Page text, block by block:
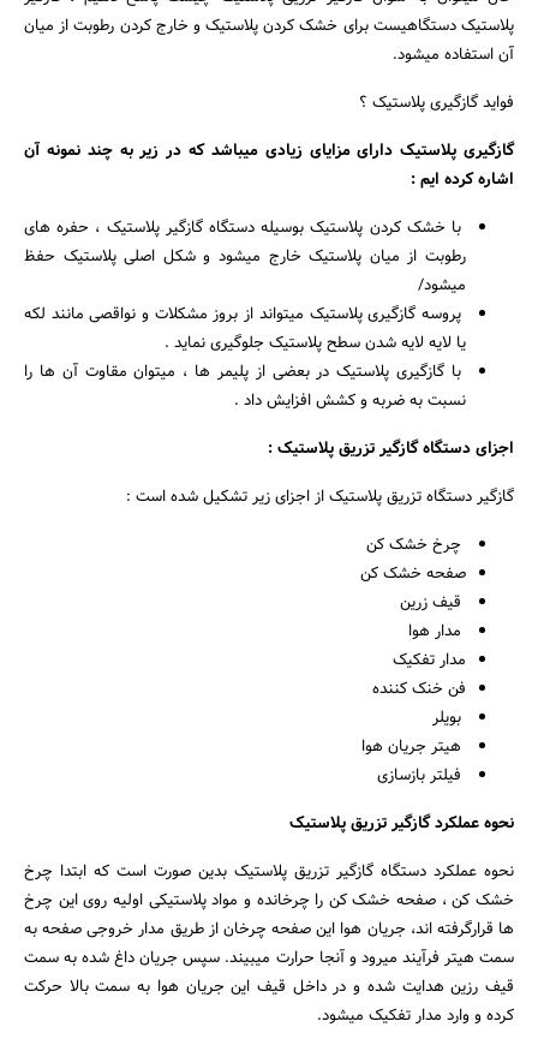
جستجو
پلاستیک دستگاهیست برای خشک کردن پلاستیک و خارج کردن رطوبت از میان
آن استفاده میشود.
فواید گازگیری پلاستیک ؟
گازگیری پلاستیک دارای مزایای زیادی میباشد که در زیر به چند نمونه آن
اشاره کرده ایم :
با خشک کردن پلاستیک بوسیله دستگاه گازگیر پلاستیک ، حفره های
رطوبت از میان پلاستیک خارج میشود و شکل اصلی پلاستیک حفظ
میشود/
پروسه گازگیری پلاستیک میتواند از بروز مشکلات و نواقصی مانند لکه
یا لایه لایه شدن سطح پلاستیک جلوگیری نماید .
با گازگیری پلاستیک در بعضی از پلیمر ها ، میتوان مقاوت آن ها را
نسبت به ضربه و کشش افزایش داد .
اجزای دستگاه گازگیر تزریق پلاستیک :
گازگیر دستگاه تزریق پلاستیک از اجزای زیر تشکیل شده است :
چرخ خشک کن
صفحه خشک کن
قیف زرین
مدار هوا
مدار تفکیک
فن خنک کننده
بویلر
هیتر جریان هوا
فیلتر بازسازی
نحوه عملکرد گازگیر تزریق پلاستیک
نحوه عملکرد دستگاه گازگیر تزریق پلاستیک بدین صورت است که ابتدا چرخ
خشک کن ، صفحه خشک کن را چرخانده و مواد پلاستیکی اولیه روی این چرخ
ها قرارگرفته اند، جریان هوا این صفحه چرخان از طریق مدار خروجی صفحه به
سمت هیتر فرآیند میرود و آنجا حرارت میبیند. سپس جریان داغ شده به سمت
قیف رزین هدایت شده و در داخل قیف این جریان هوا به سمت بالا حرکت
کرده و وارد مدار تفکیک میشود.